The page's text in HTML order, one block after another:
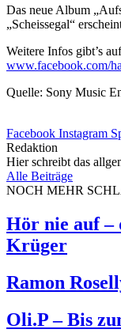
Das neue Album
„Scheissegal“
Weitere Infos gibt’s
www.facebook.com/
Quelle: Sony Music
Facebook Instagram
Redaktion
Hier schreibt das
Alle Beiträge
NOCH MEHR
Hör nie auf –
Krüger
Ramon
Oli.P – Bis